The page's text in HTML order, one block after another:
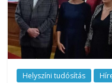
Helyszíni tudósítás